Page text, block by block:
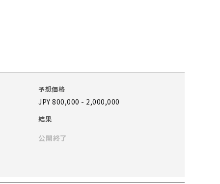
予想価格
JPY 800,000 - 2,000,000
結果
公開終了